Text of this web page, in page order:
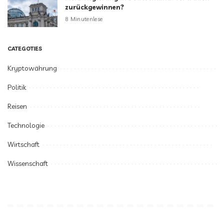
zurückgewinnen?
8 Minutenlese
CATEGOTIES
Kryptowährung
Politik
Reisen
Technologie
Wirtschaft
Wissenschaft